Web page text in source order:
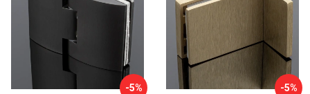
-5% -5%